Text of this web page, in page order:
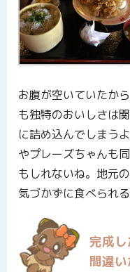
お腹が空いていたか
も独特のおいしさは
に詰め込んでしまう
やプレーズちゃんも
もしれないね。地元
気づかずに食べられ
完成
間違